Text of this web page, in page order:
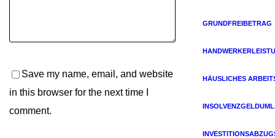
Save my name, email, and website
in this browser for the next time I
comment.
GRUNDFREIBETRAG
HÄUSLICHES